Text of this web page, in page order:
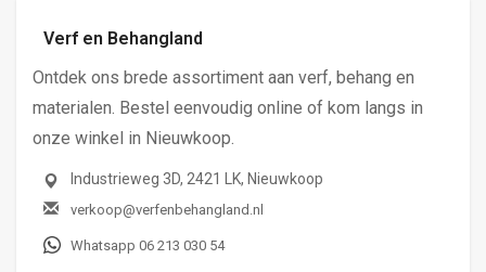
Verf en Behangland
Ontdek ons brede assortiment aan verf, behang en
materialen. Bestel eenvoudig online of kom langs in
onze winkel in Nieuwkoop.
Industrieweg 3D, 2421 LK, Nieuwkoop
verkoop@verfenbehangland.nl
Whatsapp 06 213 030 54